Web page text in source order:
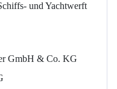
und Yachtwerft
GmbH & Co. KG